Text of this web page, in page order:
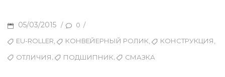
POSTED
ON
05/03/2015 / 0 /
TAGSEU-ROLLER КОНВЕЙЕРНЫЙ РОЛИК КОНСТРУКЦИЯ
ОТЛИЧИЯ, ПОДШИПНИК, СМАЗКА